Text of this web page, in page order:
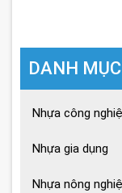
DANH
Nhựa công
Nhựa gia dụng
Nhựa nông